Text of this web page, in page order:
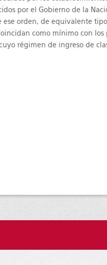
por el Gobierno de la
ese orden, de equivalente
como mínimo con
régimen de ingreso de